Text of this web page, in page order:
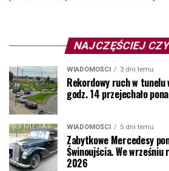
NAJCZĘŚCIEJ
WIADOMOŚCI 3 dni temu
Rekordowy ruch w tunelu
godz. 14 przejechało
WIADOMOŚCI 5 dni temu
Zabytkowe Mercedesy
Świnoujścia. We
2026